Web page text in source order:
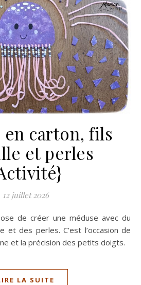
en carton, fils
et perles
12 juillet 2026
et des perles. C’est l’occasion de
et la précision des petits doigts.
LA SUITE